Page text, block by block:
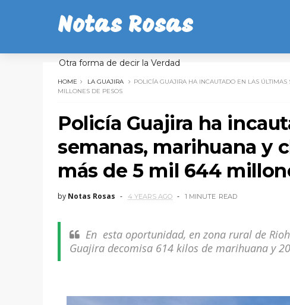
Notas Rosas
Otra forma de decir la Verdad
HOME LA GUAJIRA
POLICÍA GUAJIRA HA INCAUTADO EN LAS
MILLONES DE PESOS
Policía Guajira ha
semanas, marihuana y
más de 5 mil 644
by Notas Rosas 4 YEARS AGO 1 MINUTE READ
En esta oportunidad, en zona rural de
Guajira decomisa 614 kilos de marihuana y